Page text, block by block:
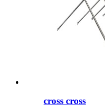
cross cross